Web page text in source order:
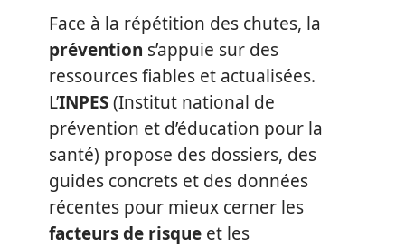
Face à la répétition des chutes, la
prévention s’appuie sur des
ressources fiables et actualisées.
L’INPES(Institut national de
prévention et d’éducation pour la
santé) propose des dossiers, des
guides concrets et des données
récentes pour mieux cerner les
facteurs de risque et les